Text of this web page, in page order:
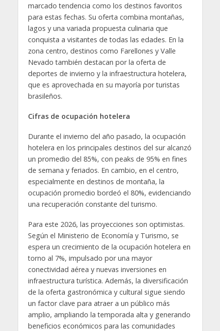
marcado tendencia como los destinos favoritos
para estas fechas. Su oferta combina montañas,
lagos y una variada propuesta culinaria que
conquista a visitantes de todas las edades. En la
zona centro, destinos como Farellones y Valle
Nevado también destacan por la oferta de
deportes de invierno y la infraestructura hotelera,
que es aprovechada en su mayoría por turistas
brasileños.
Cifras de ocupación hotelera
Durante el invierno del año pasado, la ocupación
hotelera en los principales destinos del sur alcanzó
un promedio del 85%, con peaks de 95% en fines
de semana y feriados. En cambio, en el centro,
especialmente en destinos de montaña, la
ocupación promedio bordeó el 80%, evidenciando
una recuperación constante del turismo.
Para este 2026, las proyecciones son optimistas.
Según el Ministerio de Economía y Turismo, se
espera un crecimiento de la ocupación hotelera en
torno al 7%, impulsado por una mayor
conectividad aérea y nuevas inversiones en
infraestructura turística. Además, la diversificación
de la oferta gastronómica y cultural sigue siendo
un factor clave para atraer a un público más
amplio, ampliando la temporada alta y generando
beneficios económicos para las comunidades